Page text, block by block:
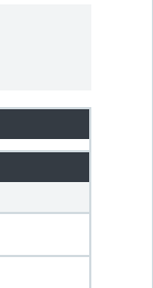
згради